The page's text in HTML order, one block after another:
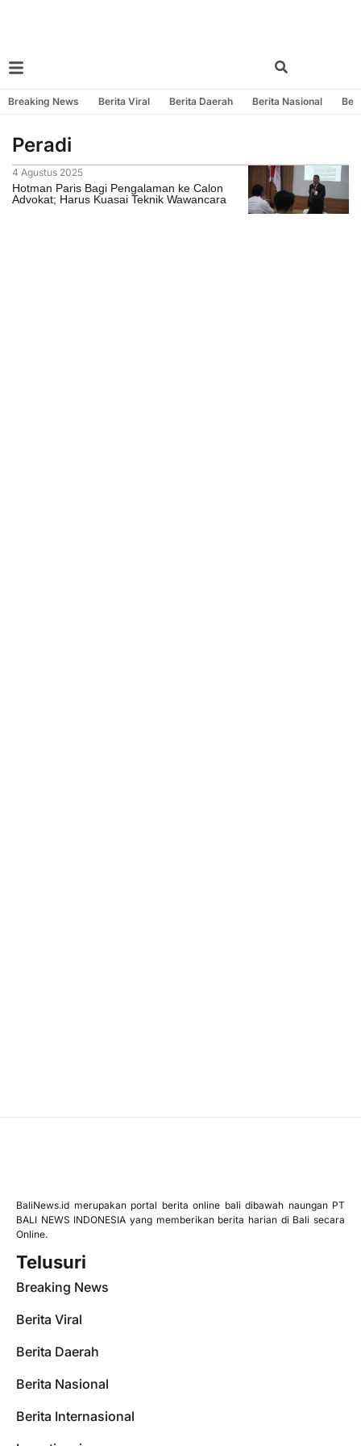
Breaking News Berita Viral Berita Daerah Berita Nasional
Peradi
4 Agustus 2025
Hotman Paris Bagi Pengalaman ke Calon
Advokat; Harus Kuasai Teknik Wawancara
BaliNews.id merupakan portal berita online bali dibawah naungan PT
BALI NEWS INDONESIA yang memberikan berita harian di Bali secara
Online.
Telusuri
Breaking News
Berita Viral
Berita Daerah
Berita Nasional
Berita Internasional